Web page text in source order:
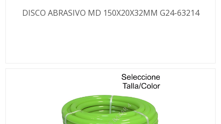
DISCO ABRASIVO MD 150X20X32MM G24-63214